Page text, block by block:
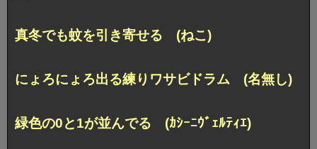
真冬でも蚊を引き寄せる (ねこ)
にょろにょろ出る練りワサビドラム (名無し)
緑色の0と1が並んでる (ｶｼｰﾆｳﾞｪﾙﾃｨｴ)